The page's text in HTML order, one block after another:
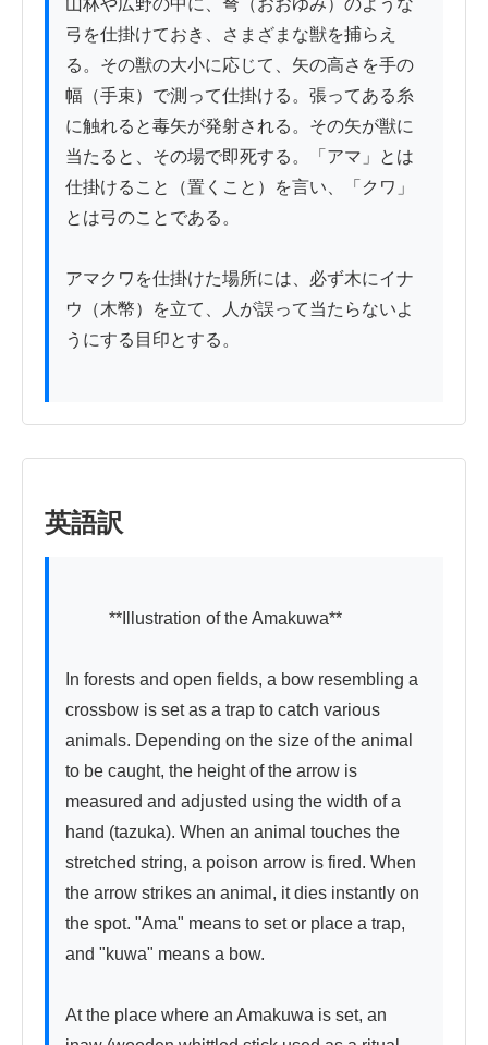
弓を仕掛けておき、さまざまな獣を捕らえ
る。その獣の大小に応じて、矢の高さを手の
幅（手束）で測って仕掛ける。張ってある糸
に触れると毒矢が発射される。その矢が獣に
当たると、その場で即死する。「アマ」とは
仕掛けること（置くこと）を言い、「クワ」
とは弓のことである。
アマクワを仕掛けた場所には、必ず木にイナ
ウ（木幣）を立て、人が誤って当たらないよ
うにする目印とする。
英語訳
In forests and open fields, a bow resembling a
crossbow is set as a trap to catch various
animals. Depending on the size of the animal
to be caught, the height of the arrow is
measured and adjusted using the width of a
hand (tazuka). When an animal touches the
stretched string, a poison arrow is fired. When
the arrow strikes an animal, it dies instantly on
the spot. "Ama" means to set or place a trap,
and "kuwa" means a bow.
At the place where an Amakuwa is set, an